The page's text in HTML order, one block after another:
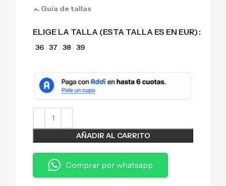
Guía de tallas
ELIGE LA TALLA (ESTA TALLA ES EN EUR)
36 37 38 39
AÑADIR AL CARRITO
Comprar por whatsapp